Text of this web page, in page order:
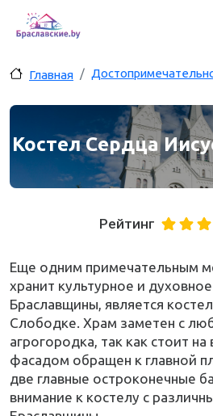
Главная
Костел Сердца
Рейтинг
Еще одним примечательным
хранит культурное и
Браславщины, является
Слободке. Храм заметен с
агрогородка, так как стоит
фасадом обращен к главной
две главные остроконечные
внимание к костелу с